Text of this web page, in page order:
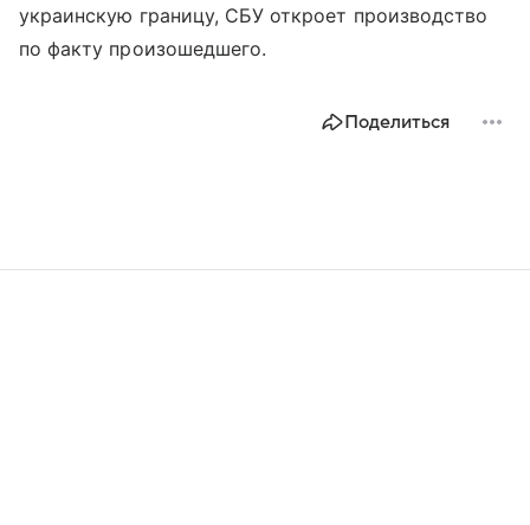
украинскую границу, СБУ откроет производство
по факту произошедшего.
Поделиться